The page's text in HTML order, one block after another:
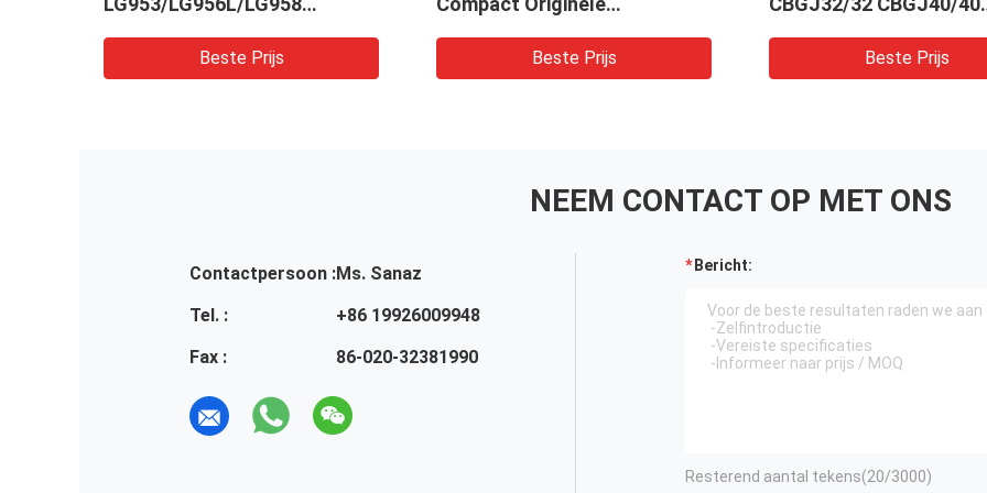
voor graafmachines
Beste Prijs
Machines En Voertuigen
Beste Prijs
Compacte Originele
Hydraulische
Beste Prijs
NEEM CONTACT OP MET ONS
Contactpersoon :Ms. Sanaz
Tel. :
+86 19926009948
Fax :
86-020-32381990
Bericht:
Resterend aantal tekens(20/3000)